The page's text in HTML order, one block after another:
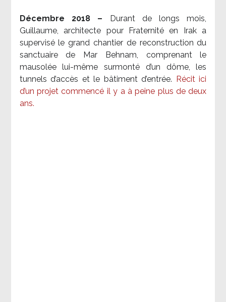
Décembre 2018 –
Durant de longs mois,
Guillaume, architecte pour Fraternité en Irak a
supervisé le grand chantier de reconstruction du
sanctuaire de Mar Behnam, comprenant le
mausolée lui-même surmonté d’un dôme, les
tunnels d’accès et le bâtiment d’entrée.
Récit ici
d’un projet commencé il y a à peine plus de deux
ans.